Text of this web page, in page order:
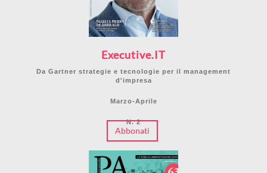
Executive.IT
Da Gartner strategie e tecnologie per il management
d'impresa
Marzo-Aprile
N. 2
Abbonati